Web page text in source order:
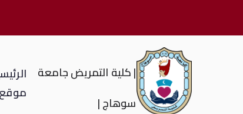
| كلية التمريض جامعة
سوهاج |
موقع